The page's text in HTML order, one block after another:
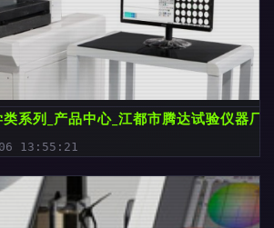
系列_产品中心_江都市腾达试验仪器厂
06 13:55:21